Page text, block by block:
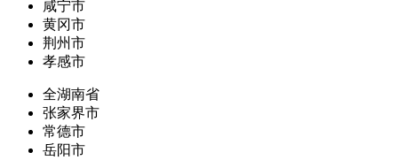
咸宁市
黄冈市
荆州市
孝感市
全湖南省
张家界市
常德市
岳阳市